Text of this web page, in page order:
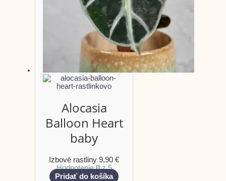
Alocasia
Balloon Heart
baby
Izbové rastliny9,90€
Hodnotenie0z 5
Pridať do košíka